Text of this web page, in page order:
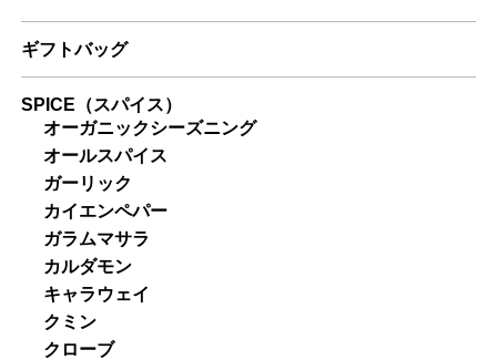
ギフトバッグ
SPICE（スパイス）
オーガニックシーズニング
オールスパイス
ガーリック
カイエンペパー
ガラムマサラ
カルダモン
キャラウェイ
クミン
クローブ